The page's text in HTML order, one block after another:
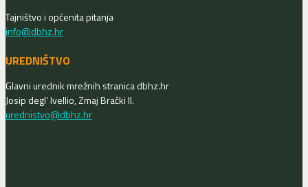
Tajništvo i općenita pitanja
info@dbhz.hr
UREDNIŠTVO
Glavni urednik mrežnih stranica dbhz.hr
Josip degl’ Ivellio, Zmaj Brački II.
urednistvo@dbhz.hr